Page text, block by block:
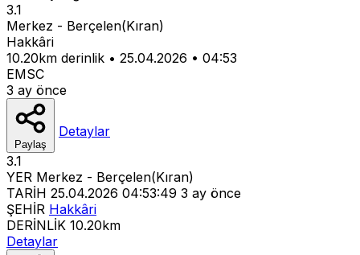
3.1
Merkez - Berçelen(Kıran)
Hakkâri
10.20km derinlik • 25.04.2026 • 04:53
EMSC
3 ay önce
Paylaş
Detaylar
3.1
YER Merkez - Berçelen(Kıran)
TARİH 25.04.2026 04:53:49 3 ay önce
ŞEHİR Hakkâri
DERİNLİK 10.20km
Detaylar